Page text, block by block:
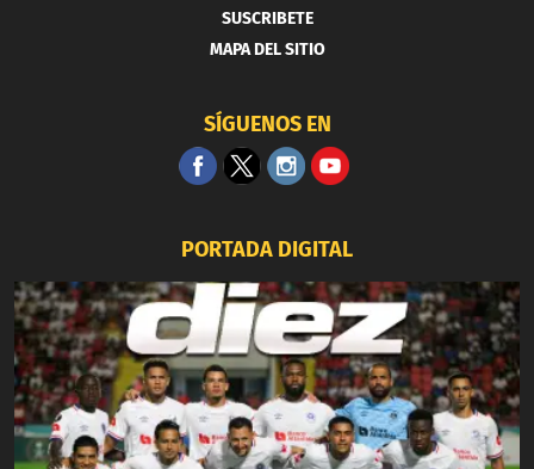
SUSCRIBETE
MAPA DEL SITIO
SÍGUENOS EN
PORTADA DIGITAL